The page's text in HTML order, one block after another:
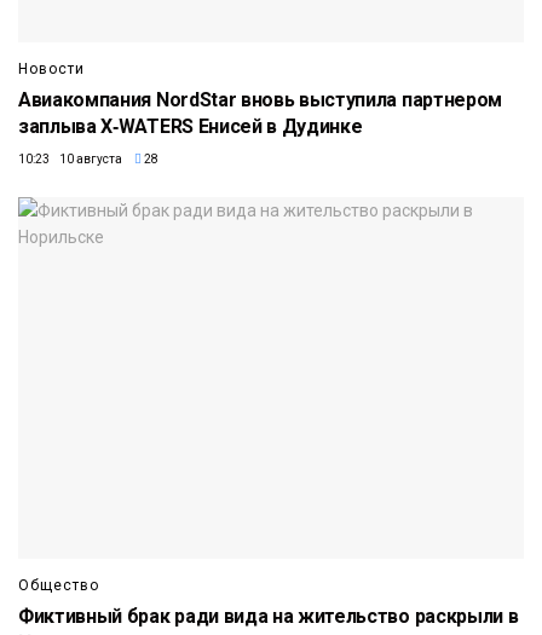
Новости
Авиакомпания NordStar вновь выступила партнером
заплыва X‑WATERS Енисей в Дудинке
10:23 10 августа 28
Общество
Фиктивный брак ради вида на жительство раскрыли в